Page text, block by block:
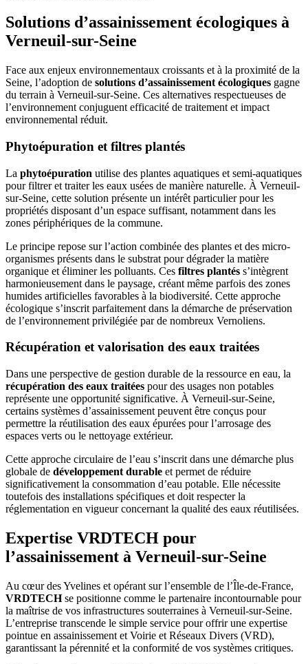
Solutions d’assainissement écologiques à
Verneuil-sur-Seine
Face aux enjeux environnementaux croissants et à la proximité de la
Seine, l’adoption de solutions d’assainissement écologiques gagne
du terrain à Verneuil-sur-Seine. Ces alternatives respectueuses de
l’environnement conjuguent efficacité de traitement et impact
environnemental réduit.
Phytoépuration et filtres plantés
La phytoépuration utilise des plantes aquatiques et semi-aquatiques
pour filtrer et traiter les eaux usées de manière naturelle. À Verneuil-
sur-Seine, cette solution présente un intérêt particulier pour les
propriétés disposant d’un espace suffisant, notamment dans les
zones périphériques de la commune.
Le principe repose sur l’action combinée des plantes et des micro-
organismes présents dans le substrat pour dégrader la matière
organique et éliminer les polluants. Ces filtres plantés s’intègrent
harmonieusement dans le paysage, créant même parfois des zones
humides artificielles favorables à la biodiversité. Cette approche
écologique s’inscrit parfaitement dans la démarche de préservation
de l’environnement privilégiée par de nombreux Vernoliens.
Récupération et valorisation des eaux traitées
Dans une perspective de gestion durable de la ressource en eau, la
récupération des eaux traitées pour des usages non potables
représente une opportunité significative. À Verneuil-sur-Seine,
certains systèmes d’assainissement peuvent être conçus pour
permettre la réutilisation des eaux épurées pour l’arrosage des
espaces verts ou le nettoyage extérieur.
Cette approche circulaire de l’eau s’inscrit dans une démarche plus
globale de développement durable et permet de réduire
significativement la consommation d’eau potable. Elle nécessite
toutefois des installations spécifiques et doit respecter la
réglementation en vigueur concernant la qualité des eaux réutilisées.
Expertise VRDTECH pour
l’assainissement à Verneuil-sur-Seine
Au cœur des Yvelines et opérant sur l’ensemble de l’Île-de-France,
VRDTECHse positionne comme le partenaire incontournable pour
la maîtrise de vos infrastructures souterraines à Verneuil-sur-Seine.
L’entreprise transcende le simple service pour offrir une expertise
pointue en assainissement et Voirie et Réseaux Divers (VRD),
garantissant la pérennité et la conformité de vos systèmes critiques.